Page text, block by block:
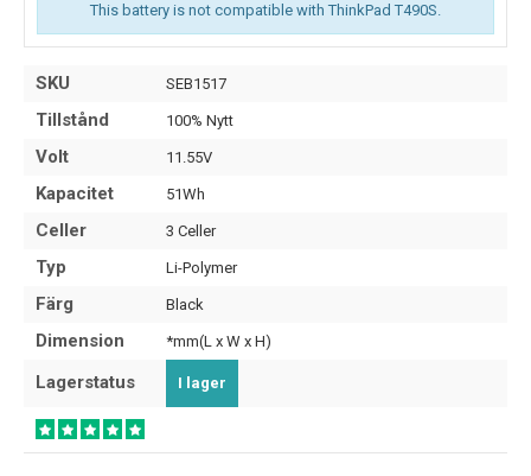
This battery is not compatible with ThinkPad T490S.
SKU SEB1517
Tillstånd 100% Nytt
Volt 11.55V
Kapacitet 51Wh
Celler 3 Celler
Typ Li-Polymer
Färg Black
Dimension *mm(L x W x H)
Lagerstatus I lager